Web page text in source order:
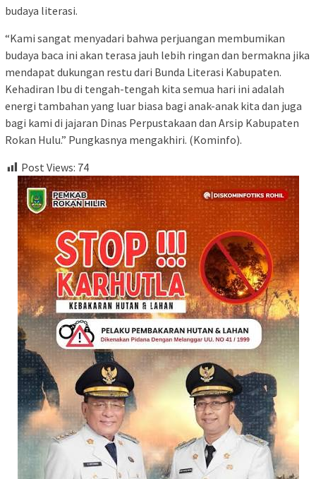
budaya literasi.
“Kami sangat menyadari bahwa perjuangan membumikan
budaya baca ini akan terasa jauh lebih ringan dan bermakna jika
mendapat dukungan restu dari Bunda Literasi Kabupaten.
Kehadiran Ibu di tengah-tengah kita semua hari ini adalah
energi tambahan yang luar biasa bagi anak-anak kita dan juga
bagi kami di jajaran Dinas Perpustakaan dan Arsip Kabupaten
Rokan Hulu.” Pungkasnya mengakhiri. (Kominfo).
Post Views: 74